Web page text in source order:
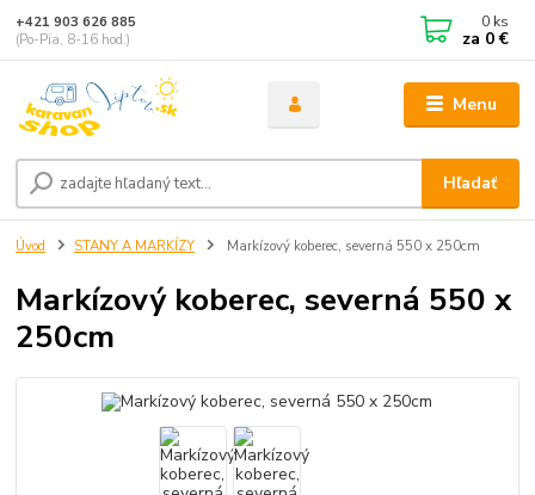
Menu
Hľadať
+421 903 626 885
(Po-Pia, 8-16 hod.)
0 ks
za 0 €
Úvod STANY A MARKÍZY Markízový koberec, severná 550 x 250cm
Markízový koberec, severná 550 x
250cm